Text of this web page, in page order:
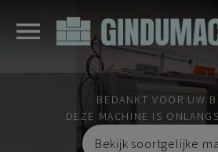
BEDANKT VOOR UW
DEZE MACHINE IS
Bekijk soortgelijke